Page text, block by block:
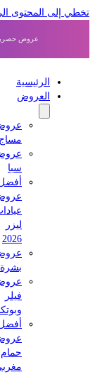
إلى المحتوى الرئيسي
عروض حصرية
الرئيسية
العروض
عروض
مساج
عروض
أفضل
عروض
عيادات
عروض
بشرة
عروض
وبوتكس
أفضل
عروض
حمام
مغربي